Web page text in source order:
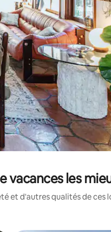
vacances les
et d'autres qualités de ces